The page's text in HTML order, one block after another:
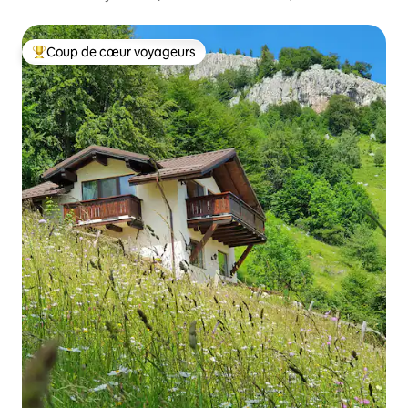
Coup de cœur voyageurs parmi les plus aimés
Coup de cœur voyageurs